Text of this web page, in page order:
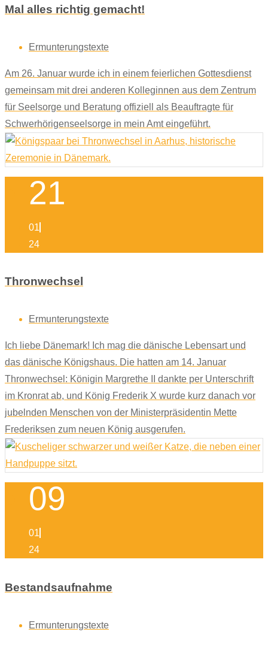
Mal alles richtig gemacht!
Ermunterungstexte
Am 26. Januar wurde ich in einem feierlichen Gottesdienst
gemeinsam mit drei anderen Kolleginnen aus dem Zentrum
für Seelsorge und Beratung offiziell als Beauftragte für
Schwerhörigenseelsorge in mein Amt eingeführt.
21
01
24
Thronwechsel
Ermunterungstexte
Ich liebe Dänemark! Ich mag die dänische Lebensart und
das dänische Königshaus. Die hatten am 14. Januar
Thronwechsel: Königin Margrethe II dankte per Unterschrift
im Kronrat ab, und König Frederik X wurde kurz danach vor
jubelnden Menschen von der Ministerpräsidentin Mette
Frederiksen zum neuen König ausgerufen.
09
01
24
Bestandsaufnahme
Ermunterungstexte